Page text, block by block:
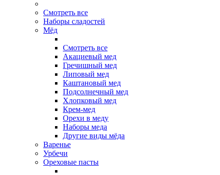
Смотреть все
Наборы сладостей
Мёд
Смотреть все
Акациевый мед
Гречишный мед
Липовый мед
Каштановый мед
Подсолнечный мед
Хлопковый мед
Крем-мед
Орехи в меду
Наборы меда
Другие виды мёда
Варенье
Урбечи
Ореховые пасты